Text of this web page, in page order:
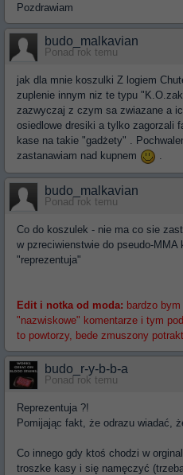
Pozdrawiam
budo_malkavian
Ponad rok temu
jak dla mnie koszulki Z logiem
zuplenie innym niz te typu
zazwyczaj z czym sa zwiazane a
osiedlowe dresiki a tylko zagorzali
kase na takie "gadżety" .
zastanawiam nad kupnem
.
budo_malkavian
Ponad rok temu
Co do koszulek - nie ma co sie
w pzreciwienstwie do pseudo-
"reprezentuja"
Edit i notka od moda: bardzo
"nazwiskowe" komentarze i tym
to powtorzy, bede zmuszony
budo_r-y-b-b-a
Ponad rok temu
Reprezentuja ?!
Pomijając fakt, że odrazu wiadać,
Co innego gdy ktoś chodzi w
troszke kasy i się namęczyć